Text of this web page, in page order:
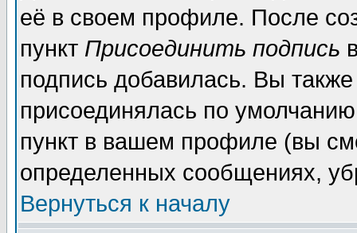
её в своем профиле. После
пункт Присоединить подпись
подпись добавилась. Вы
присоединялась по
пункт в вашем профиле (вы
определенных сообщениях,
Вернуться к началу